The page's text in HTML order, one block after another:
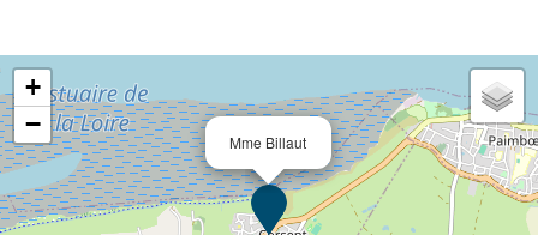
Mme Billaut
+
−